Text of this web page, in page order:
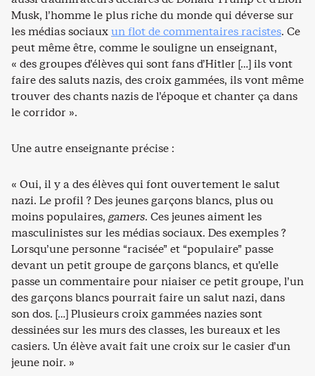
Musk, l’homme le plus riche du monde qui déverse sur
les médias sociauxun flot de commentaires racistes. Ce
peut même être, comme le souligne un enseignant,
« des groupes d’élèves qui sont fans d’Hitler […] ils vont
faire des saluts nazis, des croix gammées, ils vont même
trouver des chants nazis de l’époque et chanter ça dans
le corridor ».
Une autre enseignante précise :
« Oui, il y a des élèves qui font ouvertement le salut
nazi. Le profil ? Des jeunes garçons blancs, plus ou
moins populaires, gamers. Ces jeunes aiment les
masculinistes sur les médias sociaux. Des exemples ?
Lorsqu’une personne “racisée” et “populaire” passe
devant un petit groupe de garçons blancs, et qu’elle
passe un commentaire pour niaiser ce petit groupe, l’un
des garçons blancs pourrait faire un salut nazi, dans
son dos. […] Plusieurs croix gammées nazies sont
dessinées sur les murs des classes, les bureaux et les
casiers. Un élève avait fait une croix sur le casier d’un
jeune noir. »